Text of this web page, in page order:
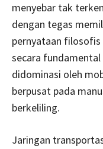
menyebar tak
dengan tegas
pernyataan filosofis
secara
didominasi oleh
berpusat pada
berkeliling.
Jaringan